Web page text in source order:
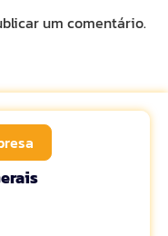
um comentário.